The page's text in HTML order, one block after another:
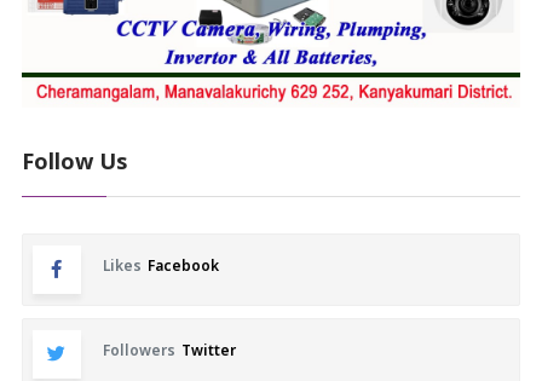
Follow Us
Likes Facebook
Followers Twitter